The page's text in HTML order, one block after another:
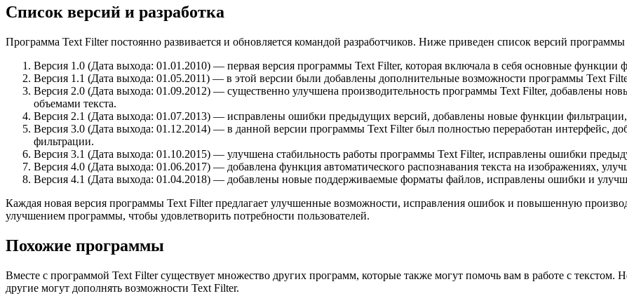
Список версий и разработка
Программа Text Filter постоянно развивается и обновляется командой разработчиков. Ниже приведен список версий
Версия 1.0 (Дата выхода: 01.01.2010) — первая версия программы Text Filter, которая включала в себя основные функции
Версия 1.1 (Дата выхода: 01.05.2011) — в этой версии были добавлены дополнительные возможности программы Text
Версия 2.0 (Дата выхода: 01.09.2012) — существенно улучшена производительность программы Text Filter, добавлены
объемами текста.
Версия 2.1 (Дата выхода: 01.07.2013) — исправлены ошибки предыдущих версий, добавлены новые функции
Версия 3.0 (Дата выхода: 01.12.2014) — в данной версии программы Text Filter был полностью переработан интерфейс,
фильтрации.
Версия 3.1 (Дата выхода: 01.10.2015) — улучшена стабильность работы программы Text Filter, исправлены ошибки
Версия 4.0 (Дата выхода: 01.06.2017) — добавлена функция автоматического распознавания текста на изображениях,
Версия 4.1 (Дата выхода: 01.04.2018) — добавлены новые поддерживаемые форматы файлов, исправлены ошибки и
Каждая новая версия программы Text Filter предлагает улучшенные возможности, исправления ошибок и повышенную
улучшением программы, чтобы удовлетворить потребности пользователей.
Похожие программы
Вместе с программой Text Filter существует множество других программ, которые также могут помочь вам в работе с
другие могут дополнять возможности Text Filter.